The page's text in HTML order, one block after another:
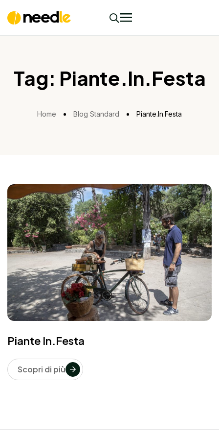
Tag: Piante.In.Festa
Home Blog Standard Piante.In.Festa
Piante In.Festa
Scopri di più